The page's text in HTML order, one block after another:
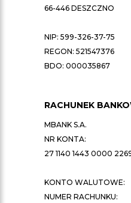
66-446 DESZCZNO
NIP: 599-326-37-75
REGON: 521547376
BDO: 000035867
RACHUNEK
MBANK S.A.
NR KONTA:
27 1140 1443 0000
KONTO WALUTOWE:
NUMER RACHUNKU: